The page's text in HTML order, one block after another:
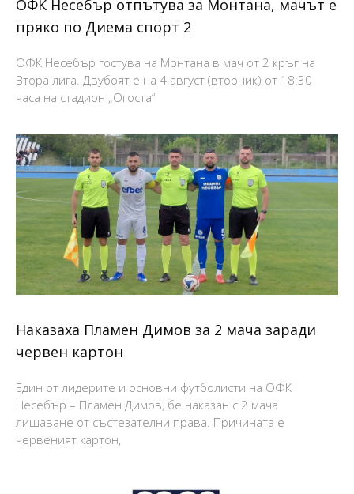
ОФК Несебър отпътува за Монтана, мачът е
пряко по Диема спорт 2
ОФК Несебър гостува на Монтана в мач от 2 кръг на
Втора лига. Двубоят е на 4 август (вторник) от 18:30
часа на стадион „Огоста“
Наказаха Пламен Димов за 2 мача заради
червен картон
Един от лидерите и основни футболисти на ОФК
Несебър – Пламен Димов, бе наказан с 2 мача
лишаване от състезателни права. Причината е
червеният картон,